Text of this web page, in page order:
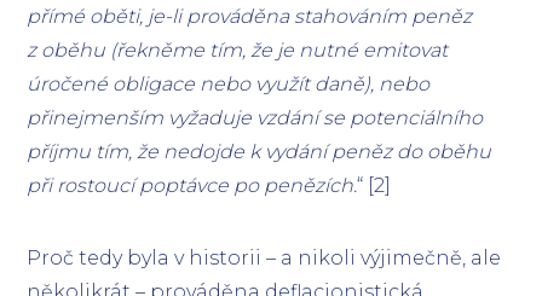
přímé oběti, je-li prováděna stahováním peněz
z oběhu (řekněme tím, že je nutné emitovat
úročené obligace nebo využít daně), nebo
přinejmenším vyžaduje vzdání se potenciálního
příjmu tím, že nedojde k vydání peněz do oběhu
při rostoucí poptávce po penězích.“ [2]
Proč tedy byla v historii – a nikoli výjimečně, ale